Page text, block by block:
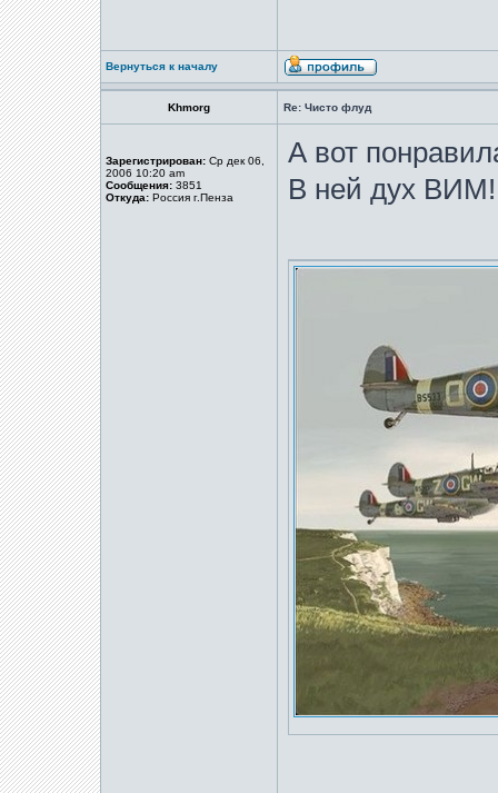
Вернуться к началу
Khmorg Re: Чисто флуд
Зарегистрирован: Ср дек 06,
2006 10:20 am
Сообщения: 3851
Откуда: Россия г.Пенза
А вот
В ней дух